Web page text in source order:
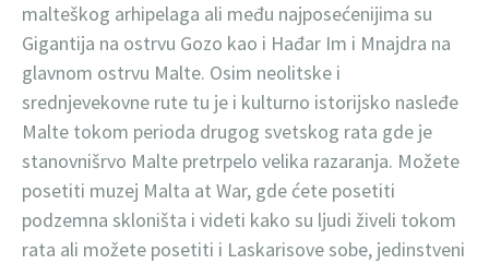
malteškog arhipelaga ali među najposećenijima su
Gigantija na ostrvu Gozo kao i Hađar Im i Mnajdra na
glavnom ostrvu Malte. Osim neolitske i
srednjevekovne rute tu je i kulturno istorijsko nasleđe
Malte tokom perioda drugog svetskog rata gde je
stanovnišrvo Malte pretrpelo velika razaranja. Možete
posetiti muzej Malta at War, gde ćete posetiti
podzemna skloništa i videti kako su ljudi živeli tokom
rata ali možete posetiti i Laskarisove sobe, jedinstveni